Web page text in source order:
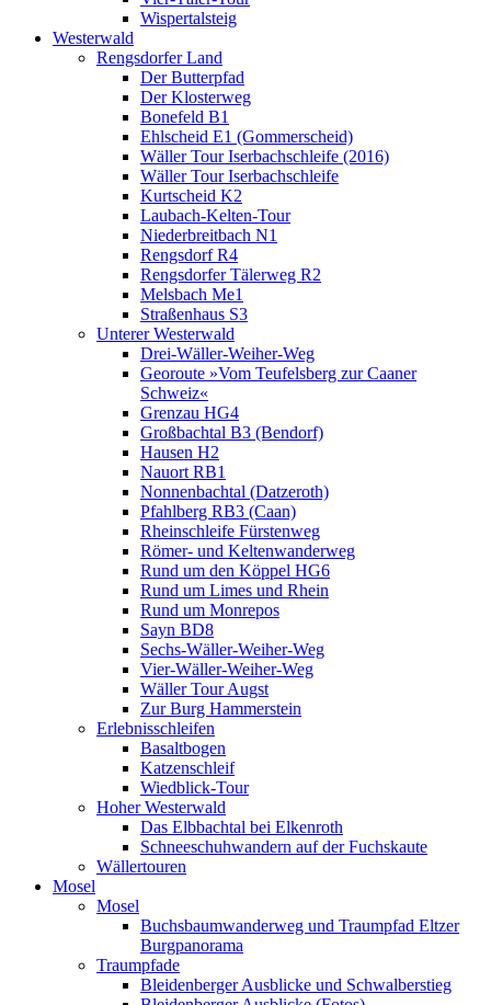
Wispertalsteig
Westerwald
Rengsdorfer Land
Der Butterpfad
Der Klosterweg
Bonefeld B1
Ehlscheid E1 (Gommerscheid)
Wäller Tour Iserbachschleife (2016)
Wäller Tour Iserbachschleife
Kurtscheid K2
Laubach-Kelten-Tour
Niederbreitbach N1
Rengsdorf R4
Rengsdorfer Tälerweg R2
Melsbach Me1
Straßenhaus S3
Unterer Westerwald
Drei-Wäller-Weiher-Weg
Georoute »Vom Teufelsberg zur Caaner
Schweiz«
Grenzau HG4
Großbachtal B3 (Bendorf)
Hausen H2
Nauort RB1
Nonnenbachtal (Datzeroth)
Pfahlberg RB3 (Caan)
Rheinschleife Fürstenweg
Römer- und Keltenwanderweg
Rund um den Köppel HG6
Rund um Limes und Rhein
Rund um Monrepos
Sayn BD8
Sechs-Wäller-Weiher-Weg
Vier-Wäller-Weiher-Weg
Wäller Tour Augst
Zur Burg Hammerstein
Erlebnisschleifen
Basaltbogen
Katzenschleif
Wiedblick-Tour
Hoher Westerwald
Das Elbbachtal bei Elkenroth
Schneeschuhwandern auf der Fuchskaute
Wällertouren
Mosel
Mosel
Buchsbaumwanderweg und Traumpfad Eltzer
Burgpanorama
Traumpfade
Bleidenberger Ausblicke und Schwalberstieg